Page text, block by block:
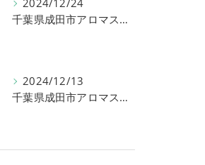
2024/12/24
千葉県成田市アロマスクール 香りの力
2024/12/13
千葉県成田市アロマスクール シアバタークリーム